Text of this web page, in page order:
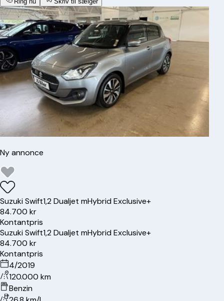
Ny annonce
SuzukiSwift1,2 Dualjet mHybrid Exclusive+
84.700 kr
Kontantpris
SuzukiSwift1,2 Dualjet mHybrid Exclusive+
84.700 kr
Kontantpris
4/2019
120.000 km
Benzin